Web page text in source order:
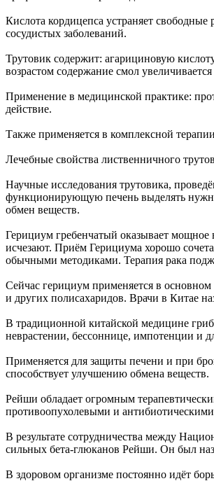
Кислота кордицепса устраняет
сосудистых заболеваний.
Трутовик содержит: агарициновую
возрастом содержание смол
Применение в медицинской практике:
действие.
Также применяется в комплексной
Лечебные свойства лиственничного
Научные исследования трутовика,
функционирующую печень выделять
обмен веществ.
Герициум гребенчатый оказывает мощное
исчезают. Приём Герициума хорошо
обычными методиками. Терапия рака
Сейчас герициум применяется в
и других полисахаридов. Врачи в Китае
В традиционной китайской медицине
неврастении, бессоннице, импотенции и
Применяется для защиты печени и при
способствует улучшению обмена веществ.
Рейши обладает огромным
противоопухолевыми и
В результате сотрудничества между
сильных бета-глюканов Рейши. Он был
В здоровом организме постоянно идёт